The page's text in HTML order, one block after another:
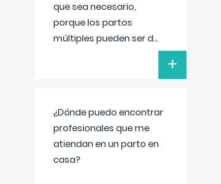
que sea necesario,
porque los partos
múltiples pueden ser d...
+
¿Dónde puedo encontrar
profesionales que me
atiendan en un parto en
casa?